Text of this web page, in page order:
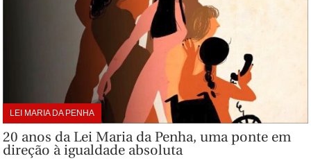
LEI MARIA DA PENHA
20 anos da Lei Maria da Penha, uma ponte em
direção à igualdade absoluta